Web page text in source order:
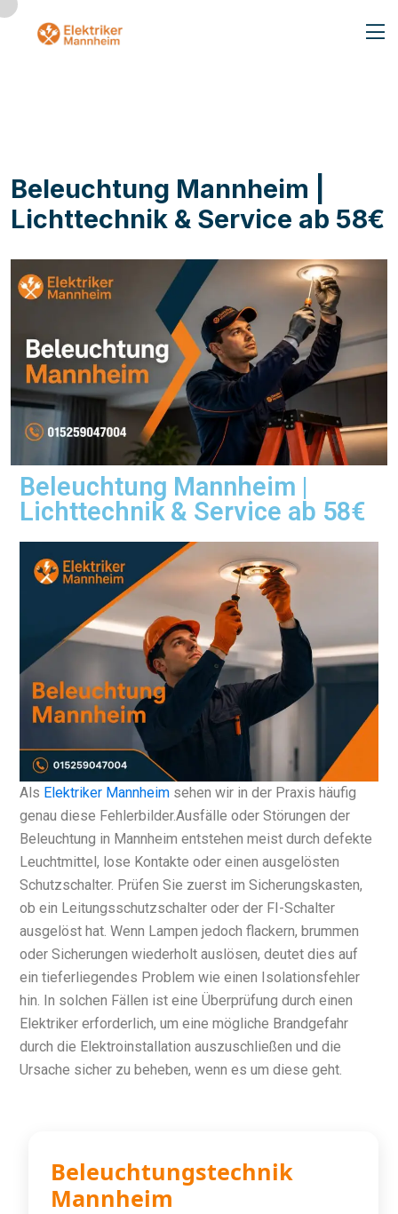
Beleuchtung Mannheim |
Lichttechnik & Service ab 58€
Beleuchtung Mannheim |
Lichttechnik & Service ab 58€
Als Elektriker Mannheim sehen wir in der Praxis häufig
genau diese Fehlerbilder.Ausfälle oder Störungen der
Beleuchtung in Mannheim entstehen meist durch defekte
Leuchtmittel, lose Kontakte oder einen ausgelösten
Schutzschalter. Prüfen Sie zuerst im Sicherungskasten,
ob ein Leitungsschutzschalter oder der FI-Schalter
ausgelöst hat. Wenn Lampen jedoch flackern, brummen
oder Sicherungen wiederholt auslösen, deutet dies auf
ein tieferliegendes Problem wie einen Isolationsfehler
hin. In solchen Fällen ist eine Überprüfung durch einen
Elektriker erforderlich, um eine mögliche Brandgefahr
durch die Elektroinstallation auszuschließen und die
Ursache sicher zu beheben, wenn es um diese geht.
Beleuchtungstechnik
Mannheim